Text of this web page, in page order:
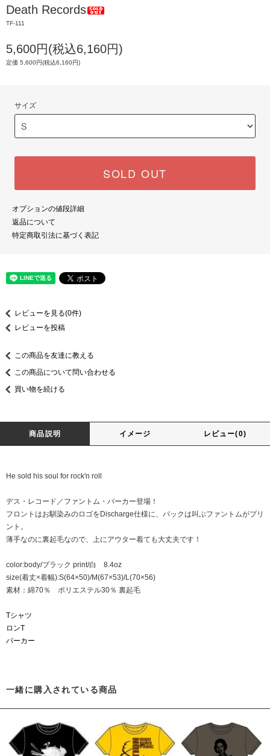
Death Records
TF-111
5,600円(税込6,160円)
定価 5,600円(税込6,160円)
サイズ
SOLD OUT
オプションの値段詳細
返品について
特定商取引法に基づく表記
レビューを見る(0件)
レビューを投稿
この商品を友達に教える
この商品について問い合わせる
買い物を続ける
商品説明 イメージ レビュー(0)
He sold his soul for rock'n roll
デス・レコード／ファントム・パーカー登場！
フロントはお馴染みのロゴをDischarge仕様に、バックは叫ぶファントムがプリ
ント。
薄手なのに裏起毛なので、上にアウター着ても大丈夫です！
color:body/ブラック print/白 8.4oz
size(着丈×着幅):S(64×50)/M(67×53)/L(70×56)
素材：綿70％ ポリエステル30％ 裏起毛
Tシャツ
ロンT
パーカー
一緒に購入されている商品